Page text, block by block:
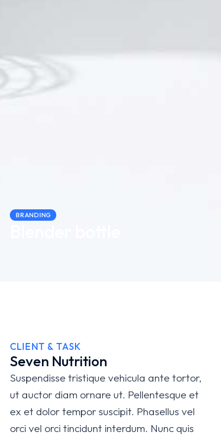
BRANDING
CLIENT & TASK
Seven Nutrition
Suspendisse tristique vehicula ante tortor,
ut auctor diam ornare ut. Pellentesque et
ex et dolor tempor suscipit. Phasellus vel
orci vel orci tincidunt interdum. Nunc quis